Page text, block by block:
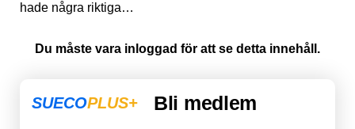
hade några riktiga…
Du måste vara inloggad för att se detta innehåll.
SUECOPLUS+ Bli medlem